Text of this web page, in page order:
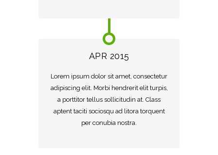
APR 2015
Lorem ipsum dolor sit amet, consectetur
adipiscing elit. Morbi hendrerit elit turpis,
a porttitor tellus sollicitudin at. Class
aptent taciti sociosqu ad litora torquent
per conubia nostra.